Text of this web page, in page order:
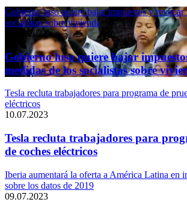
Gobierno luso quiere bajar impuestos y revocar
socialistas sobre vivienda
11.04.2024
Gobierno luso quiere bajar
medidas de los socialistas sobre
Tesla recluta trabajadores para programa de
eléctricos
10.07.2023
Tesla recluta trabajadores para
de coches eléctricos
Iberia aumentará la oferta a América Latina en
sobre los datos de 2019
09.07.2023